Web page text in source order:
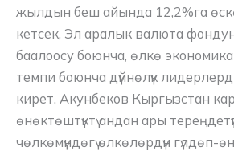
жылдын беш айында 12,2%га
кетсек, Эл аралык валюта
баалоосу боюнча, өлкө
темпи боюнча дүйнөлүк
кирет. Акунбеков Кыргызстан
өнөктөштүктү андан ары
чөлкөмүндөгү өлкөлөрдүн гүлдөп-